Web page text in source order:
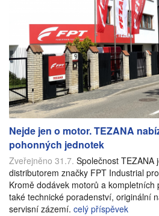
Nejde jen o motor. TEZANA
pohonných jednotek
Zveřejněno 31.7. Společnost TEZANA
distributorem značky FPT Industrial
Kromě dodávek motorů a
také technické poradenství, originální
servisní zázemí. celý příspěvek